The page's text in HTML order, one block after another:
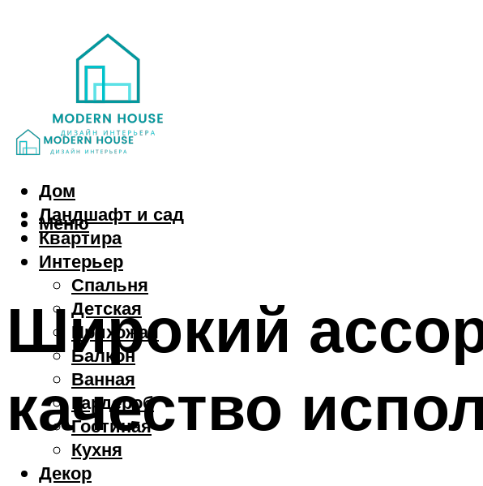
Дом
Ландшафт и сад
Квартира
Интерьер
Спальня
Детская
Прихожая
Балкон
Ванная
Гардероб
Гостиная
Кухня
Декор
Меню
Широкий
качество